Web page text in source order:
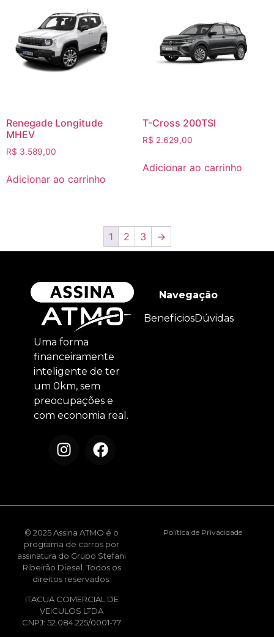
Renegade Longitude
MHEV
R$ 3.589,00
Adicionar ao carrinho
T-Cross 200TSI
R$ 2.629,00
Adicionar ao carrinho
1 2 3 →
Uma forma
financeiramente
inteligente de ter
um 0km, sem
preocupações e
com economia real.
Navegação
BenefíciosDúvidas
© 2025 Assina ATMO é o
programa de carros por
assinatura do Grupo Stefani
Ribeirão Diesel. Todos os
direitos reservados.
ITACUA COMERCIAL DE
VEICULOS LTDA
CNPJ: 52.084.225/0001-77
Política de Privacidade